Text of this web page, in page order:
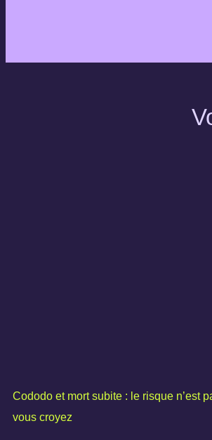
Cododo et mort subite : le risque n’est
vous croyez